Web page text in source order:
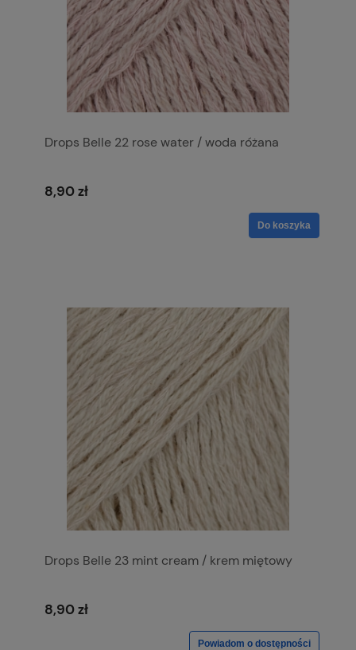
Drops Belle 22 rose water / woda różana
8,90 zł
Do koszyka
Drops Belle 23 mint cream / krem miętowy
8,90 zł
Powiadom o dostępności